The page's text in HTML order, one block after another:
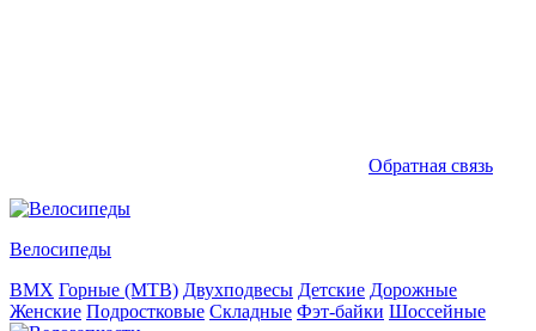
Обратная связь
Велосипеды
BMX Горные (MTB) Двухподвесы Детские Дорожные
Женские Подростковые Складные Фэт-байки Шоссейные